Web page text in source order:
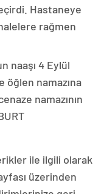
Hastaneye
rağmen
naaşı 4 Eylül
öğlen namazına
namazının
ile ilgili olarak
üzerinden